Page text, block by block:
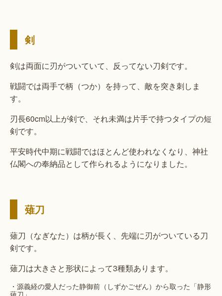
剣
剣は両面に刃がついていて、反ってない刀剣です。
戦闘では両手で柄（つか）を持って、敵を突き刺しま
す。
刃長60cm以上が剣で、それ未満は片手で持つタイプの短
剣です。
平安時代中期に戦闘ではほとんど使われなくなり、神社
仏閣への奉納品として作られるようになりました。
薙刀
薙刀（なぎなた）は柄が長く、先端に刃がついている刀
剣です。
薙刀は大きさと形状によって3種類あります。
・源義経の愛人だった静御前（しずかごぜん）から取った「静形
薙刀」